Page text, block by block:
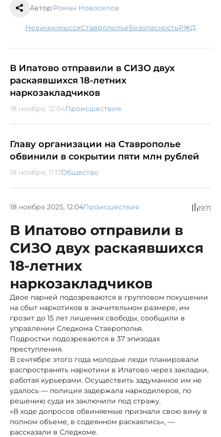
Автор:Роман Новоселов
Невинномысск Ставрополье безопасность РЖД
В Ипатово отправили в СИЗО двух
раскаявшихся 18-летних
наркозакладчиков
18 ноября, 12:04Происшествия
Главу организации на Ставрополье
обвинили в сокрытии пяти млн рублей
18 ноября, 11:17Общество
18 ноября 2025, 12:04Происшествия 1971
В Ипатово отправили в
СИЗО двух раскаявшихся
18-летних
наркозакладчиков
Двое парней подозреваются в групповом покушении
на сбыт наркотиков в значительном размере, им
грозит до 15 лет лишения свободы, сообщили в
управлении Следкома Ставрополья.
Подростки подозреваются в 37 эпизодах
преступления.
В сентябре этого года молодые люди планировали
распространять наркотики в Ипатово через закладки,
работая курьерами. Осуществить задуманное им не
удалось — полиция задержала наркодилеров, по
решению суда их заключили под стражу.
«В ходе допросов обвиняемые признали свою вину в
полном объеме, в содеянном раскаялись», —
рассказали в Следкоме.